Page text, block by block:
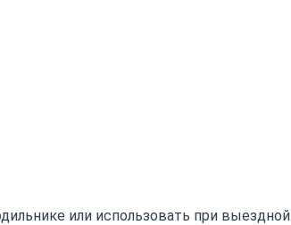
или использовать при выездной